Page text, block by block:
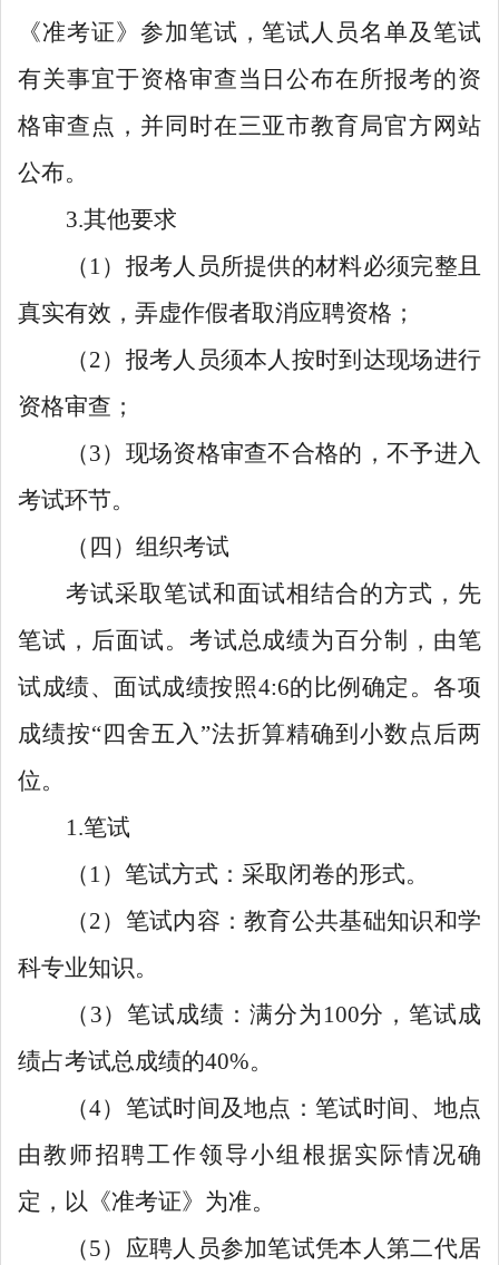
《准考证》参加笔试，笔试人员名单及笔试
有关事宜于资格审查当日公布在所报考的资
格审查点，并同时在三亚市教育局官方网站
公布。
3.其他要求
（1）报考人员所提供的材料必须完整且
真实有效，弄虚作假者取消应聘资格；
（2）报考人员须本人按时到达现场进行
资格审查；
（3）现场资格审查不合格的，不予进入
考试环节。
（四）组织考试
考试采取笔试和面试相结合的方式，先
笔试，后面试。考试总成绩为百分制，由笔
试成绩、面试成绩按照4:6的比例确定。各项
成绩按“四舍五入”法折算精确到小数点后两
位。
1.笔试
（1）笔试方式：采取闭卷的形式。
（2）笔试内容：教育公共基础知识和学
科专业知识。
（3）笔试成绩：满分为100分，笔试成
绩占考试总成绩的40%。
（4）笔试时间及地点：笔试时间、地点
由教师招聘工作领导小组根据实际情况确
定，以《准考证》为准。
（5）应聘人员参加笔试凭本人第二代居